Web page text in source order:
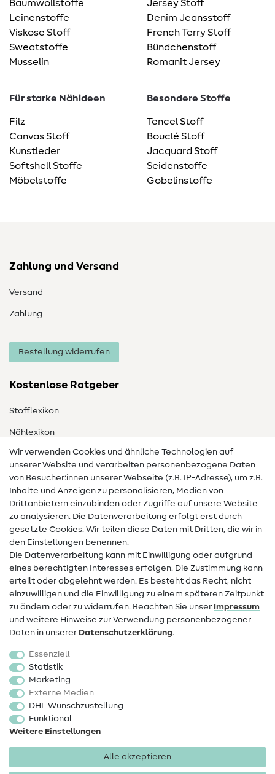
Baumwollstoffe
Leinenstoffe
Viskose Stoff
Sweatstoffe
Musselin
Jersey Stoff
Denim Jeansstoff
French Terry Stoff
Bündchenstoff
Romanit Jersey
Für starke Nähideen
Filz
Canvas Stoff
Kunstleder
Softshell Stoffe
Möbelstoffe
Besondere Stoffe
Tencel Stoff
Bouclé Stoff
Jacquard Stoff
Seidenstoffe
Gobelinstoffe
Zahlung und Versand
Versand
Zahlung
Bestellung widerrufen
Kostenlose Ratgeber
Stofflexikon
Nählexikon
Nähanleitungen
Hilfe & Kontakt
Kontakt
Infos zum Betreiberwechsel
Widerrufsrecht
Beliebt
Stoffe
Sale
Schnittmuster
Wir verwenden Cookies und ähnliche Technologien auf
unserer Website und verarbeiten personenbezogene Daten
von Besucher:innen unserer Webseite (z.B. IP-Adresse), um z.B.
Inhalte und Anzeigen zu personalisieren, Medien von
Drittanbietern einzubinden oder Zugriffe auf unsere Website
zu analysieren. Die Datenverarbeitung erfolgt erst durch
gesetzte Cookies. Wir teilen diese Daten mit Dritten, die wir in
den Einstellungen benennen.
Die Datenverarbeitung kann mit Einwilligung oder aufgrund
eines berechtigten Interesses erfolgen. Die Zustimmung kann
erteilt oder abgelehnt werden. Es besteht das Recht, nicht
einzuwilligen und die Einwilligung zu einem späteren Zeitpunkt
zu ändern oder zu widerrufen. Beachten Sie unser Impressum
und weitere Hinweise zur Verwendung personenbezogener
Daten in unserer Daten­schutz­erklärung.
Essenziell
Statistik
Marketing
Externe Medien
DHL Wunschzustellung
Funktional
Weitere Einstellungen
Alle akzeptieren
Impressum
Datenschutz AGB